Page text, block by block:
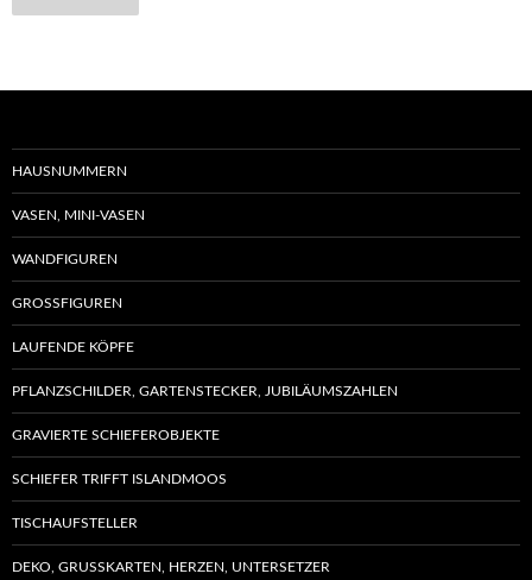
HAUSNUMMERN
VASEN, MINI-VASEN
WANDFIGUREN
GROSSFIGUREN
LAUFENDE KÖPFE
PFLANZSCHILDER, GARTENSTECKER, JUBILÄUMSZAHLEN
GRAVIERTE SCHIEFEROBJEKTE
SCHIEFER TRIFFT ISLANDMOOS
TISCHAUFSTELLER
DEKO, GRUSSKARTEN, HERZEN, UNTERSETZER